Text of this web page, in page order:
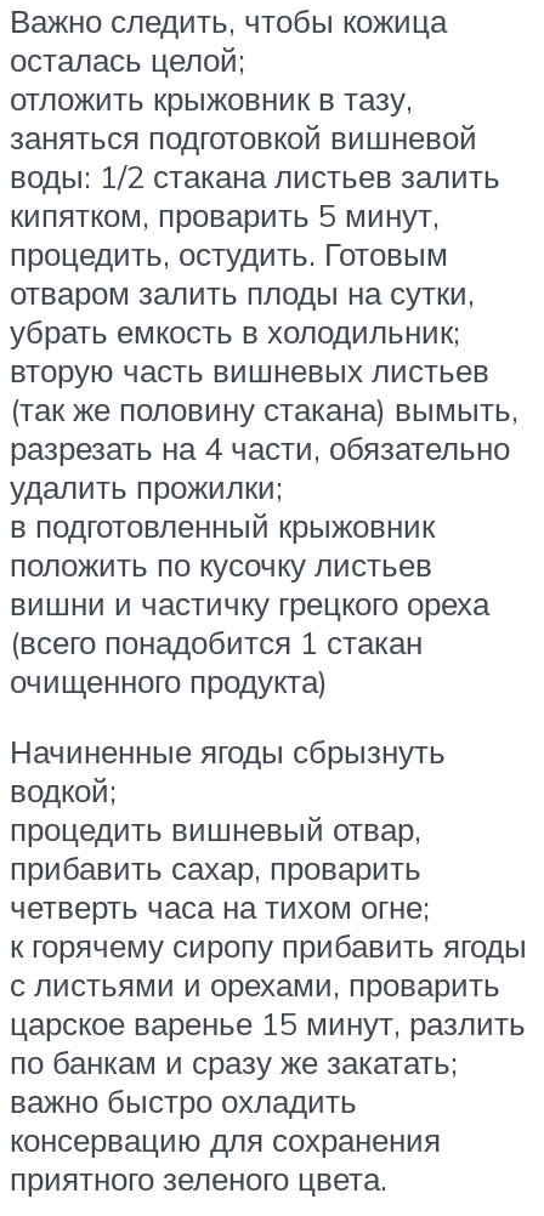
Важно следить, чтобы кожица
осталась целой;
отложить крыжовник в тазу,
заняться подготовкой вишневой
воды: 1/2 стакана листьев залить
кипятком, проварить 5 минут,
процедить, остудить. Готовым
отваром залить плоды на сутки,
убрать емкость в холодильник;
вторую часть вишневых листьев
(так же половину стакана) вымыть,
разрезать на 4 части, обязательно
удалить прожилки;
в подготовленный крыжовник
положить по кусочку листьев
вишни и частичку грецкого ореха
(всего понадобится 1 стакан
очищенного продукта)
Начиненные ягоды сбрызнуть
водкой;
процедить вишневый отвар,
прибавить сахар, проварить
четверть часа на тихом огне;
к горячему сиропу прибавить ягоды
с листьями и орехами, проварить
царское варенье 15 минут, разлить
по банкам и сразу же закатать;
важно быстро охладить
консервацию для сохранения
приятного зеленого цвета.